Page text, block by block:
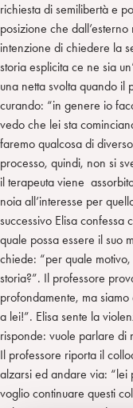
richiesta di semilibertà e
posizione che
intenzione di chiedere la
storia esplicita ce ne sia
una netta svolta quando il
curando: “in genere io
vedo che lei sta
faremo qualcosa di
processo, quindi, non si
il terapeuta viene
noia all’interesse per
successivo Elisa
quale possa essere il suo
chiede: “per quale
storia?”. Il professore
profondamente, ma
a lei!”. Elisa sente la
risponde: vuole parlare di
Il professore riporta il
alzarsi ed andare via:
voglio continuare questi